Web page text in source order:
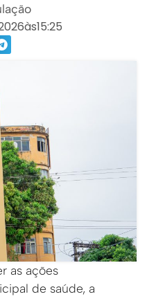
às15:25
as ações
de saúde, a